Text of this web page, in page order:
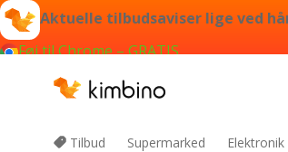
Aktuelle tilbudsaviser lige ved
Føj til Chrome – GRATIS
Tilbud Supermarked Elektronik